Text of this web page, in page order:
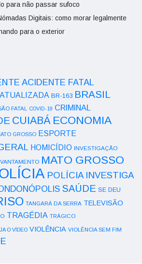
para não passar sufoco
Digitais: como morar legalmente
para o exterior
ACIDENTE FATAL
ATUALIZADA BR-163 BRASIL
FATAL COVID-19 CRIMINAL
CUIABÁ ECONOMIA
GROSSO ESPORTE
HOMICÍDIO INVESTIGAÇÃO
MATO GROSSO
POLÍCIA INVESTIGA
SAÚDE SE DEU
TANGARÁ DA SERRA TELEVISÃO
TRAGÉDIA TRÁGICO
O VÍDEO VIOLÊNCIA VIOLÊNCIA SEM FIM